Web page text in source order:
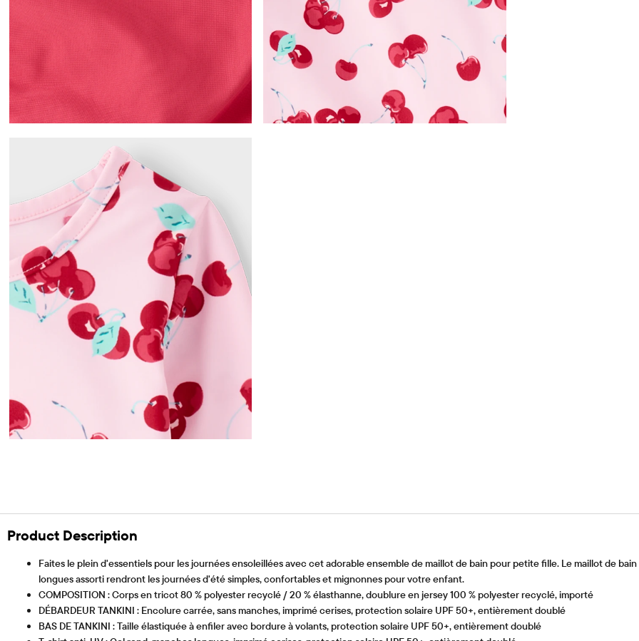
Product Description
Faites le plein d'essentiels pour les journées ensoleillées avec cet adorable ensemble de maillot de bain pour petite fille. Le maillot de
longues assorti rendront les journées d'été simples, confortables et mignonnes pour votre enfant.
COMPOSITION : Corps en tricot 80 % polyester recyclé / 20 % élasthanne, doublure en jersey 100 % polyester recyclé, importé
DÉBARDEUR TANKINI : Encolure carrée, sans manches, imprimé cerises, protection solaire UPF 50+, entièrement doublé
BAS DE TANKINI : Taille élastiquée à enfiler avec bordure à volants, protection solaire UPF 50+, entièrement doublé